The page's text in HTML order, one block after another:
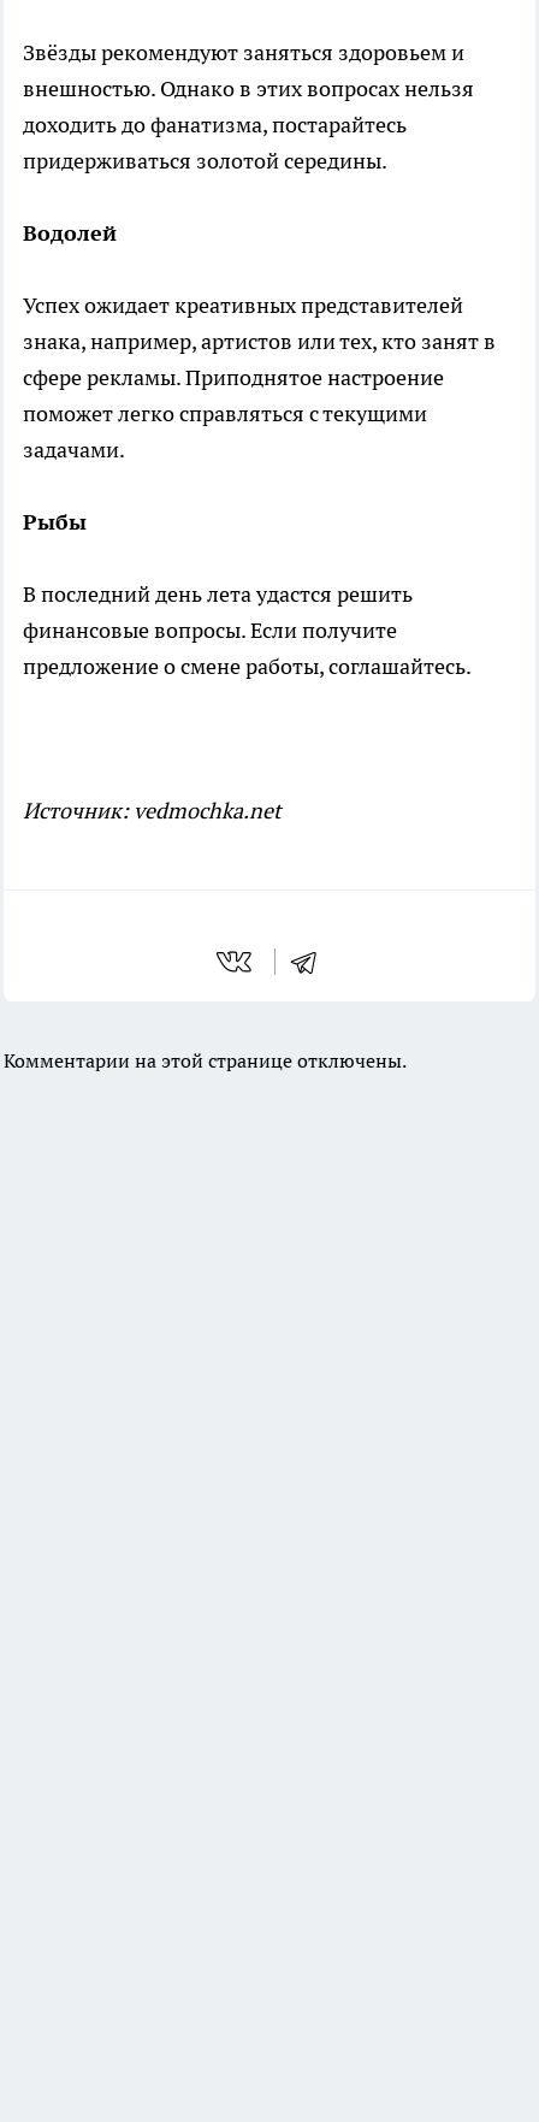
Звёзды рекомендуют заняться здоровьем и
внешностью. Однако в этих вопросах нельзя
доходить до фанатизма, постарайтесь
придерживаться золотой середины.
Водолей
Успех ожидает креативных представителей
знака, например, артистов или тех, кто занят в
сфере рекламы. Приподнятое настроение
поможет легко справляться с текущими
задачами.
Рыбы
В последний день лета удастся решить
финансовые вопросы. Если получите
предложение о смене работы, соглашайтесь.
Источник: vedmochka.net
Комментарии на этой странице отключены.